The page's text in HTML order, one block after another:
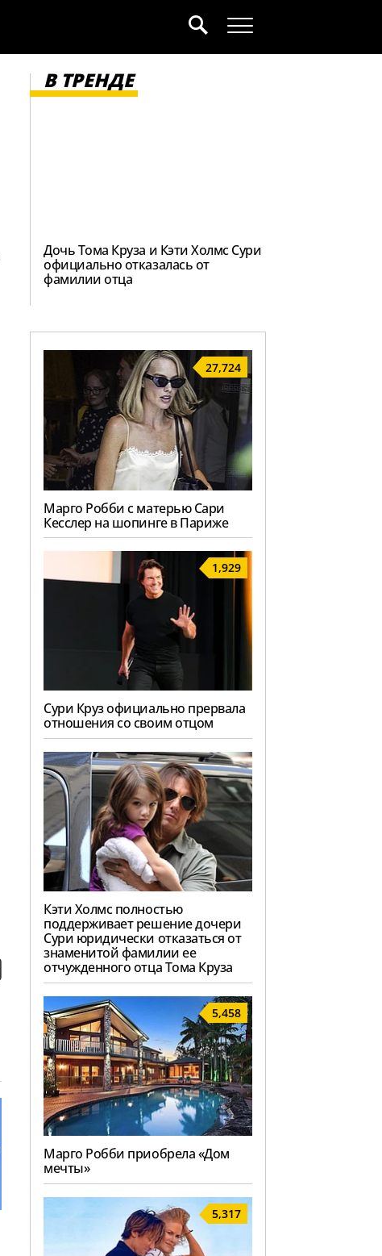
В ТРЕНДЕ
Дочь Тома Круза и Кэти Холмс Сури
официально отказалась от
фамилии отца
27,724
Марго Робби с матерью Сари
Кесслер на шопинге в Париже
1,929
Сури Круз официально прервала
отношения со своим отцом
Кэти Холмс полностью
поддерживает решение дочери
Сури юридически отказаться от
знаменитой фамилии ее
отчужденного отца Тома Круза
5,458
Марго Робби приобрела «Дом
мечты»
5,317